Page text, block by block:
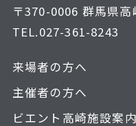
〒370-0006 群馬県
TEL.027-361-8243
来場者の方へ
主催者の方へ
ビエント高崎施設案内